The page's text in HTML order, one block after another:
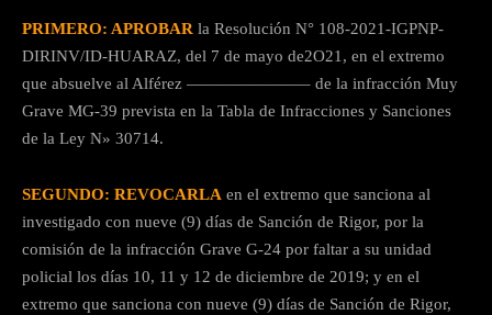
PRIMERO: APROBAR la Resolución N° 108-2021-IGPNP-
DIRINV/ID-HUARAZ, del 7 de mayo de2O21, en el extremo
que absuelve al Alférez ———————– de la infracción Muy
Grave MG-39 prevista en la Tabla de Infracciones y Sanciones
de la Ley N» 30714.
SEGUNDO: REVOCARLA en el extremo que sanciona al
investigado con nueve (9) días de Sanción de Rigor, por la
comisión de la infracción Grave G-24 por faltar a su unidad
policial los días 10, 11 y 12 de diciembre de 2019; y en el
extremo que sanciona con nueve (9) días de Sanción de Rigor,